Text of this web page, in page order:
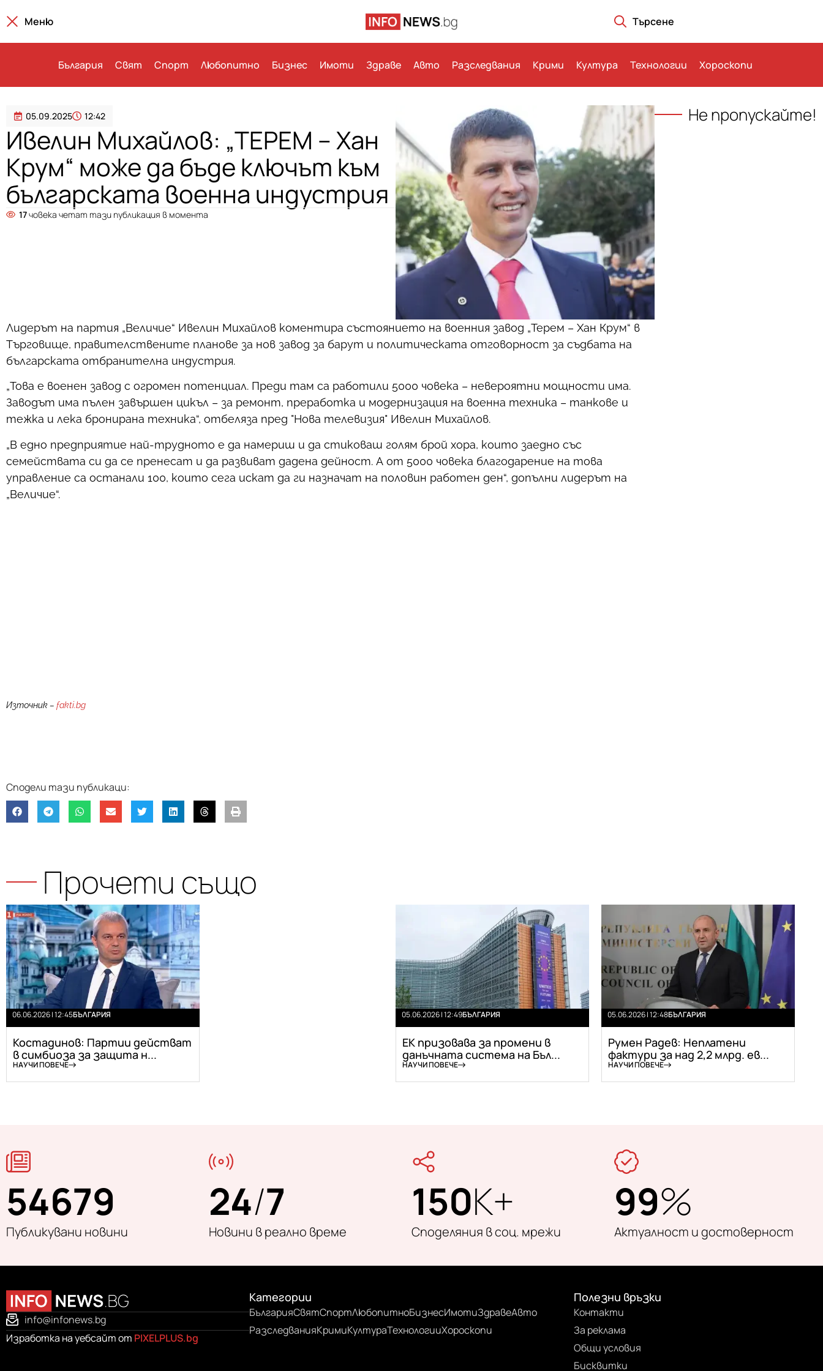
Меню Търсене
България Свят Спорт Любопитно Бизнес Имоти Здраве Авто Разследвания Крими Култура Технологии Хороскопи
05.09.2025 12:42
Ивелин Михайлов: „ТЕРЕМ – Хан
Крум“ може да бъде ключът към
българската военна индустрия
17човека четат тази публикация в момента
Лидерът на партия „Величие“ Ивелин Михайлов коментира състоянието на военния завод „Терем – Хан Крум“ в
Търговище, правителствените планове за нов завод за барут и политическата отговорност за съдбата на
българската отбранителна индустрия.
„Това е военен завод с огромен потенциал. Преди там са работили 5000 човека – невероятни мощности има.
Заводът има пълен завършен цикъл – за ремонт, преработка и модернизация на военна техника – танкове и
тежка и лека бронирана техника“, oтбеляза пред "Нова телевизия" Ивелин Михайлов.
„В едно предприятие най-трудното е да намериш и да стиковаш голям брой хора, които заедно със
семействата си да се пренесат и да развиват дадена дейност. А от 5000 човека благодарение на това
управление са останали 100, които сега искат да ги назначат на половин работен ден“, допълни лидерът на
„Величие“.
Източник – fakti.bg
Не пропускайте!
Прочети също
06.06.2026 | 12:45БЪЛГАРИЯ
Костадинов: Партии действат
в симбиоза за защита н...
НАУЧИ ПОВЕЧЕ
05.06.2026 | 12:49БЪЛГАРИЯ
ЕК призовава за промени в
данъчната система на Бъл...
НАУЧИ ПОВЕЧЕ
05.06.2026 | 12:48БЪЛГАРИЯ
Румен Радев: Неплатени
фактури за над 2,2 млрд. ев...
НАУЧИ ПОВЕЧЕ
54679
Публикувани новини
24/7
Новини в реално време
150K+
Споделяния в соц. мрежи
99%
Актуалност и достоверност
info@infonews.bg
Изработка на уебсайт от PIXELPLUS.bg
Категории
БългарияСвятСпортЛюбопитноБизнесИмотиЗдравеАвто
РазследванияКримиКултураТехнологииХороскопи
Полезни връзки
Контакти
За реклама
Общи условия
Бисквитки